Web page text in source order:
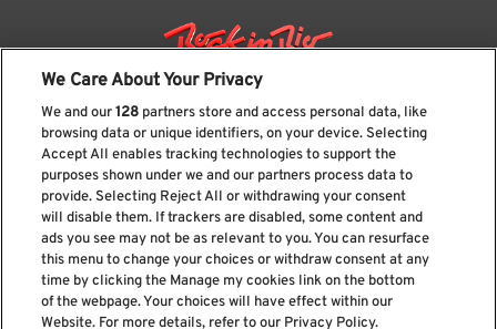
Suscríbase a nuestro boletín
We Care About Your Privacy
We and our128 partners store and access personal data, like
browsing data or unique identifiers, on your device. Selecting
Accept All enables tracking technologies to support the
purposes shown under we and our partners process data to
provide. Selecting Reject All or withdrawing your consent
will disable them. If trackers are disabled, some content and
ads you see may not be as relevant to you. You can resurface
this menu to change your choices or withdraw consent at any
time by clicking the Manage my cookies link on the bottom
of the webpage. Your choices will have effect within our
Website. For more details, refer to our Privacy Policy.